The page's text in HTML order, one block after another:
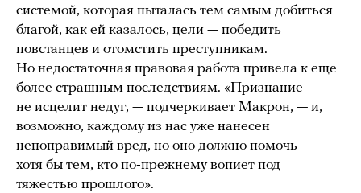
системой, которая пыталась тем самым добиться
благой, как ей казалось, цели — победить
повстанцев и отомстить преступникам.
Но недостаточная правовая работа привела к еще
более страшным последствиям. «Признание
не исцелит недуг, — подчеркивает Макрон, — и,
возможно, каждому из нас уже нанесен
непоправимый вред, но оно должно помочь
хотя бы тем, кто по-прежнему вопиет под
тяжестью прошлого».